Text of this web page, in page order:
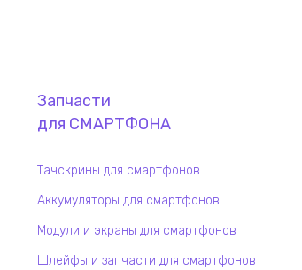
Запчасти
для СМАРТФОНА
Тачскрины для смартфонов
Аккумуляторы для смартфонов
Модули и экраны для смартфонов
Шлейфы и запчасти для смартфонов